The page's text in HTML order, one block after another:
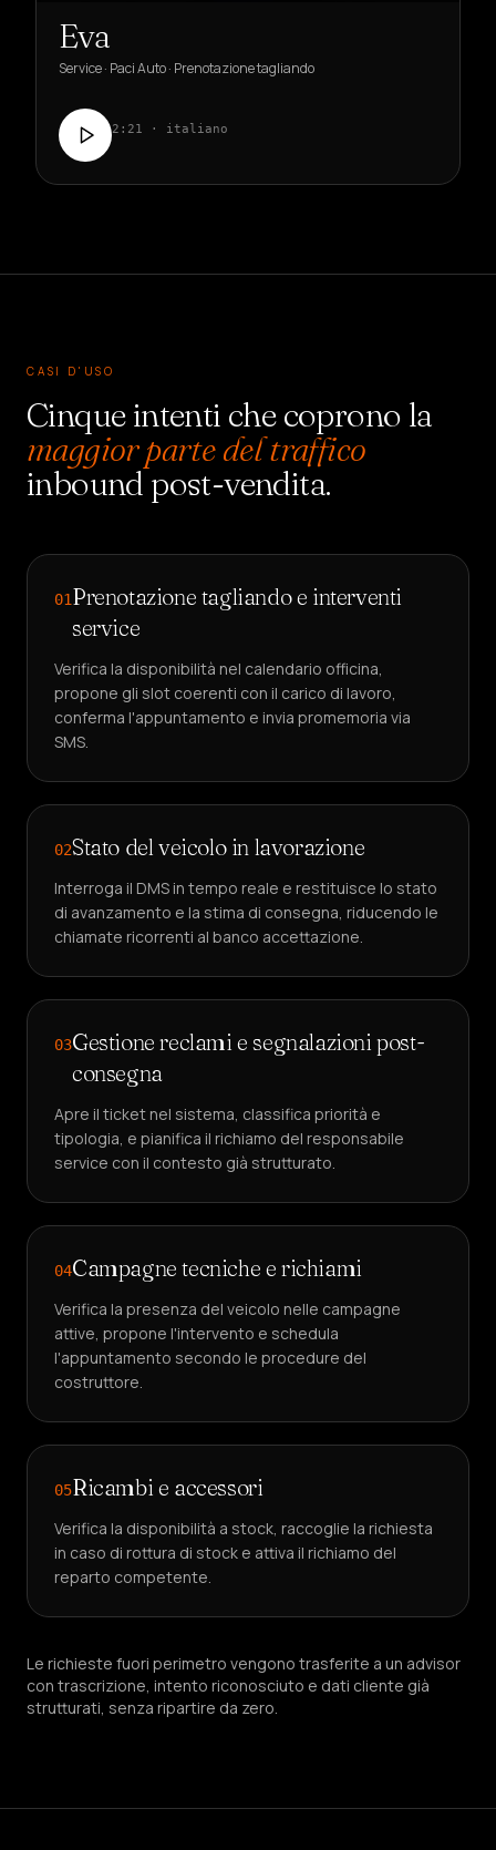
Eva
Service · Paci Auto · Prenotazione tagliando
2:21 · italiano
CASI D'USO
Cinque intenti che coprono la
maggior parte del traffico
inbound post-vendita.
01Prenotazione tagliando e interventi
service
Verifica la disponibilità nel calendario officina,
propone gli slot coerenti con il carico di lavoro,
conferma l'appuntamento e invia promemoria via
SMS.
02Stato del veicolo in lavorazione
Interroga il DMS in tempo reale e restituisce lo stato
di avanzamento e la stima di consegna, riducendo le
chiamate ricorrenti al banco accettazione.
03Gestione reclami e segnalazioni post-
consegna
Apre il ticket nel sistema, classifica priorità e
tipologia, e pianifica il richiamo del responsabile
service con il contesto già strutturato.
04Campagne tecniche e richiami
Verifica la presenza del veicolo nelle campagne
attive, propone l'intervento e schedula
l'appuntamento secondo le procedure del
costruttore.
05Ricambi e accessori
Verifica la disponibilità a stock, raccoglie la richiesta
in caso di rottura di stock e attiva il richiamo del
reparto competente.
Le richieste fuori perimetro vengono trasferite a un advisor
con trascrizione, intento riconosciuto e dati cliente già
strutturati, senza ripartire da zero.